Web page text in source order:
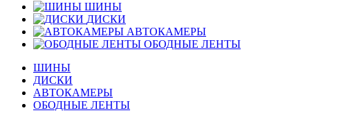
ШИНЫ
ДИСКИ
АВТОКАМЕРЫ
ОБОДНЫЕ ЛЕНТЫ
ШИНЫ
ДИСКИ
АВТОКАМЕРЫ
ОБОДНЫЕ ЛЕНТЫ